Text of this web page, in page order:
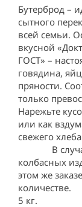
Бутерброд –
сытного
всей семьи.
вкусной
ГОСТ» –
говядина,
пряности.
только
Нарежьте
или как
свежего
В
колбасных
этом же
количестве.
5 кг.